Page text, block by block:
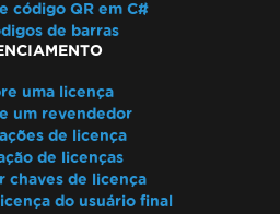
código QR em C#
de barras
uma licença
um revendedor
de licença
de licenças
chaves de licença
do usuário final